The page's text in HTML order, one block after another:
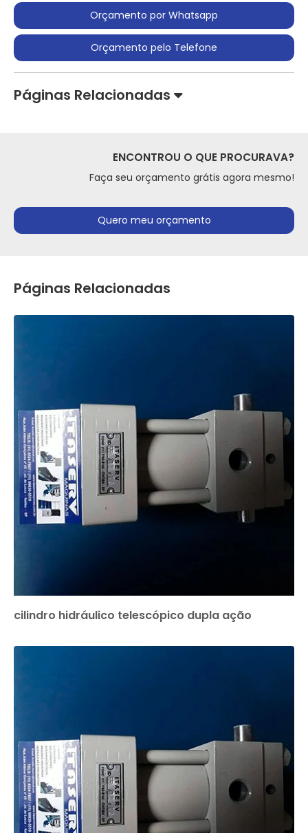
Orçamento por Whatsapp
Orçamento pelo Telefone
Páginas Relacionadas
ENCONTROU O QUE PROCURAVA?
Faça seu orçamento grátis agora mesmo!
Quero meu orçamento
Páginas Relacionadas
cilindro hidráulico telescópico dupla ação